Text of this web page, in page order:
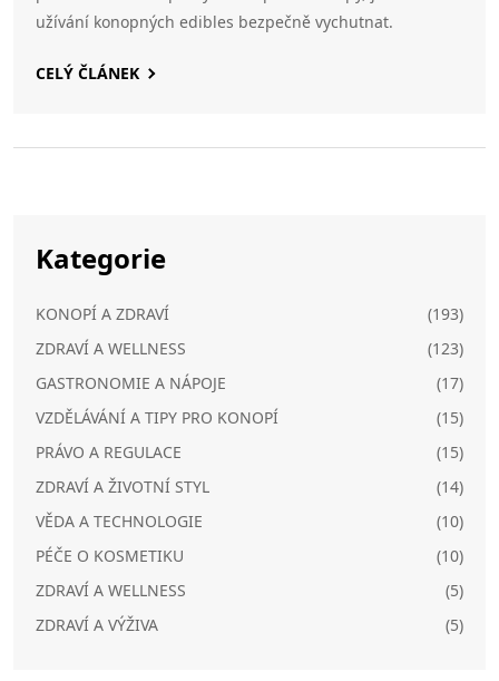
užívání konopných edibles bezpečně vychutnat.
CELÝ ČLÁNEK
Kategorie
KONOPÍ A ZDRAVÍ
(193)
ZDRAVÍ A WELLNESS
(123)
GASTRONOMIE A NÁPOJE
(17)
VZDĚLÁVÁNÍ A TIPY PRO KONOPÍ
(15)
PRÁVO A REGULACE
(15)
ZDRAVÍ A ŽIVOTNÍ STYL
(14)
VĚDA A TECHNOLOGIE
(10)
PÉČE O KOSMETIKU
(10)
ZDRAVÍ A WELLNESS
(5)
ZDRAVÍ A VÝŽIVA
(5)